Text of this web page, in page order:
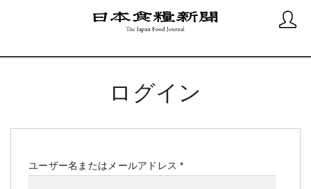
ログイン
ユーザー名またはメールアドレス*必